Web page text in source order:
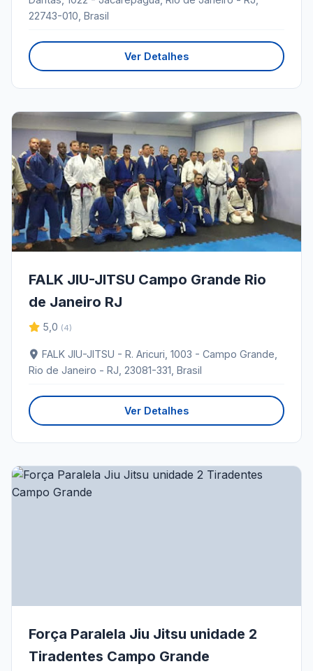
22743-010, Brasil
Ver Detalhes
FALK JIU-JITSU Campo Grande Rio
de Janeiro RJ
5,0 (4)
FALK JIU-JITSU - R. Aricuri, 1003 - Campo Grande,
Rio de Janeiro - RJ, 23081-331, Brasil
Ver Detalhes
Força Paralela Jiu Jitsu unidade 2
Tiradentes Campo Grande